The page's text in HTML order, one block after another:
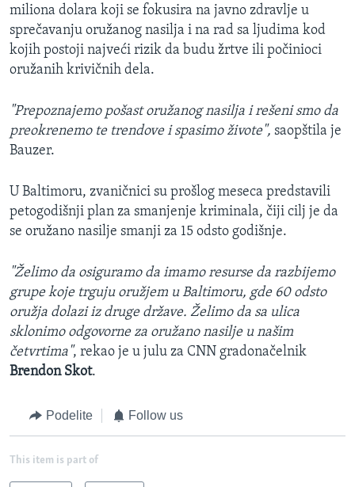
miliona dolara koji se fokusira na javno zdravlje u
sprečavanju oružanog nasilja i na rad sa ljudima kod
kojih postoji najveći rizik da budu žrtve ili počinioci
oružanih krivičnih dela.
"Prepoznajemo pošast oružanog nasilja i rešeni smo da
preokrenemo te trendove i spasimo živote", saopštila je
Bauzer.
U Baltimoru, zvaničnici su prošlog meseca predstavili
petogodišnji plan za smanjenje kriminala, čiji cilj je da
se oružano nasilje smanji za 15 odsto godišnje.
"Želimo da osiguramo da imamo resurse da razbijemo
grupe koje trguju oružjem u Baltimoru, gde 60 odsto
oružja dolazi iz druge države. Želimo da sa ulica
sklonimo odgovorne za oružano nasilje u našim
četvrtima", rekao je u julu za CNN gradonačelnik
Brendon Skot.
Podelite Follow us
This item is part of